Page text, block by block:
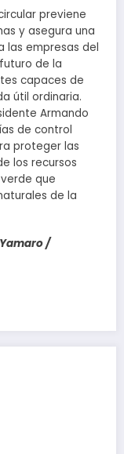
previene
y asegura una
las empresas del
de la
capaces de
útil ordinaria.
Armando
de control
proteger las
los recursos
que
de la
/